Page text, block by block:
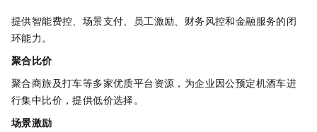
提供智能费控、场景支付、员工激励、财务风控和金融服务的闭
环能力。
聚合比价
聚合商旅及打车等多家优质平台资源，为企业因公预定机酒车进
行集中比价，提供低价选择。
场景激励